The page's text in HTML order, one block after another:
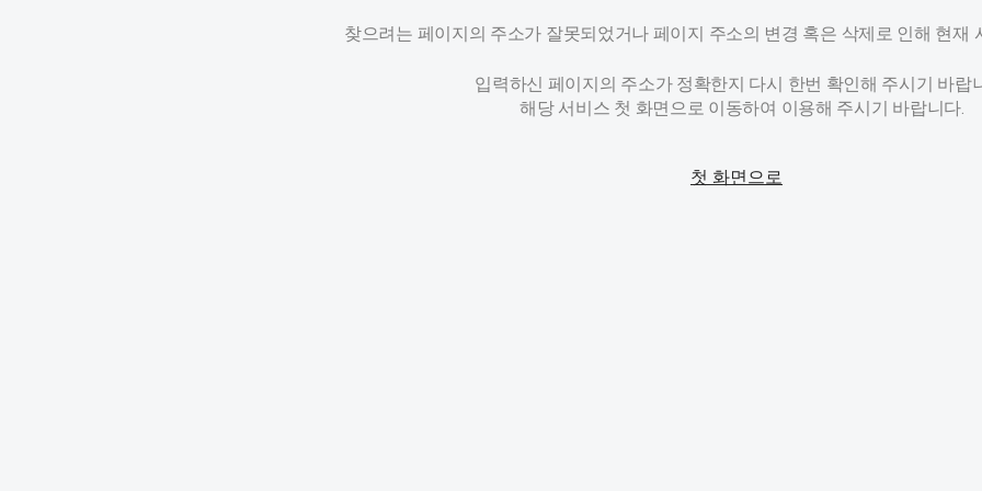
찾으려는 페이지의 주소가 잘못되었거나 페이지 주소의 변경 혹은 삭제로 인해 현재
입력하신 페이지의 주소가 정확한지 다시 한번 확인해 주시기 바랍
해당 서비스 첫 화면으로 이동하여 이용해 주시기 바랍니다.
첫 화면으로